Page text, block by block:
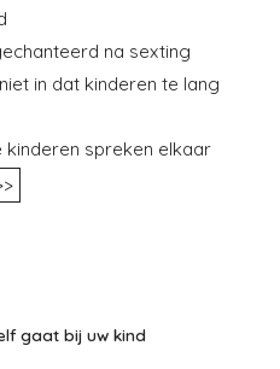
na sexting
in dat kinderen te lang
kinderen spreken elkaar
gaat bij uw kind